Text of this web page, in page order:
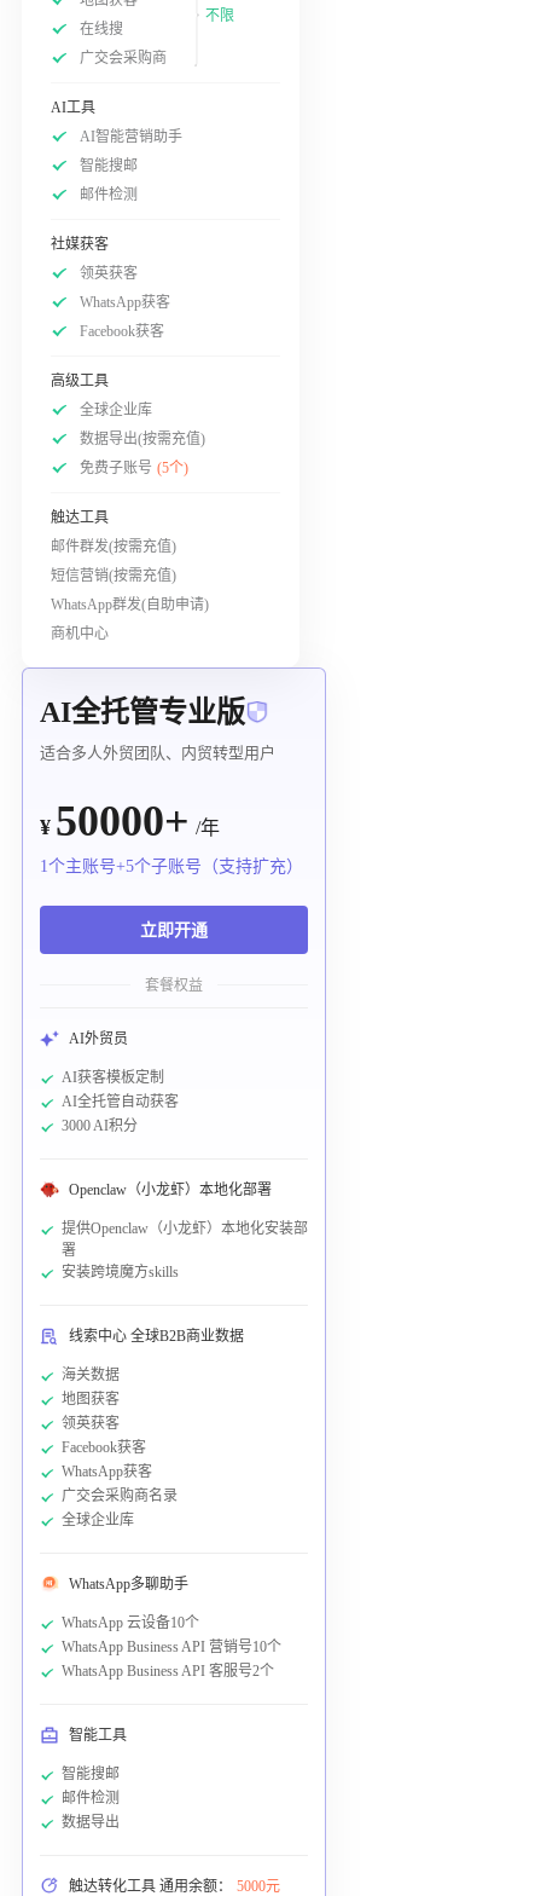
在线搜
广交会采购商
不限
AI工具
AI智能营销助手
智能搜邮
邮件检测
社媒获客
领英获客
WhatsApp获客
Facebook获客
高级工具
全球企业库
数据导出(按需充值)
免费子账号 (5个)
触达工具
邮件群发(按需充值)
短信营销(按需充值)
WhatsApp群发(自助申请)
商机中心
AI全托管专业版
适合多人外贸团队、内贸转型用户
¥ 50000+ /年
1个主账号+5个子账号（支持扩充）
立即开通
套餐权益
AI外贸员
AI获客模板定制
AI全托管自动获客
3000 AI积分
Openclaw（小龙虾）本地化部署
提供Openclaw（小龙虾）本地化安装部
署
安装跨境魔方skills
线索中心 全球B2B商业数据
海关数据
地图获客
领英获客
Facebook获客
WhatsApp获客
广交会采购商名录
全球企业库
WhatsApp多聊助手
WhatsApp 云设备10个
WhatsApp Business API 营销号10个
WhatsApp Business API 客服号2个
智能工具
智能搜邮
邮件检测
数据导出
触达转化工具 通用余额： 5000元